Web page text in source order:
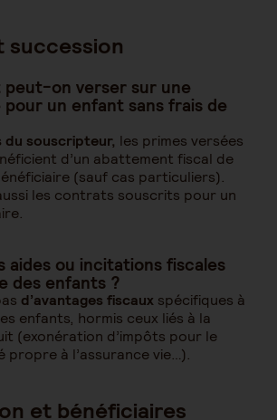
succession
peut-on verser sur une
pour un enfant sans frais de
du souscripteur, les primes versées
d’un abattement fiscal de
(sauf cas particuliers).
les contrats souscrits pour un
aides ou incitations fiscales
des enfants ?
d’avantages fiscaux spécifiques à
enfants, hormis ceux liés à la
(exonération d’impôts pour le
propre à l’assurance vie…).
et bénéficiaires